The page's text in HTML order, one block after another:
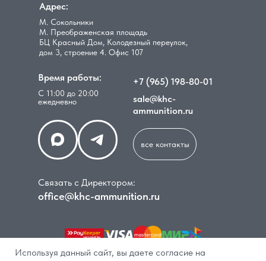
Используя данный сайт, вы даете согласие на
Адрес:
М. Сокольники
М. Преображенская площадь
БЦ Красный Дом, Колодезный переулок,
дом 3, строение 4. Офис 107
Время работы:
С 11:00 до 20:00
ежедневно
office@khc-ammunition.ru
Связать с Директором:
+7 (965) 198-80-01
sale@khc-
ammunition.ru
все контакты